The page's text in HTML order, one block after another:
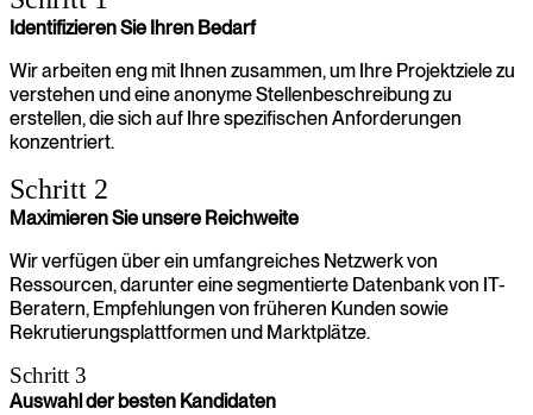
Identifizieren Sie Ihren Bedarf
Wir arbeiten eng mit Ihnen zusammen, um Ihre Projektziele zu
verstehen und eine anonyme Stellenbeschreibung zu
erstellen, die sich auf Ihre spezifischen Anforderungen
konzentriert.
Schritt 2
Maximieren Sie unsere Reichweite
Wir verfügen über ein umfangreiches Netzwerk von
Ressourcen, darunter eine segmentierte Datenbank von IT-
Beratern, Empfehlungen von früheren Kunden sowie
Rekrutierungsplattformen und Marktplätze.
Schritt 3
Auswahl der besten Kandidaten